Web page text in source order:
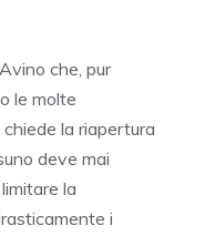
che, pur
le molte
la riapertura
deve mai
la
i